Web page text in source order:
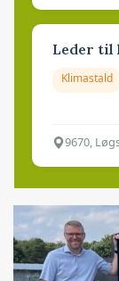
Leder til
Klimastald
9670,